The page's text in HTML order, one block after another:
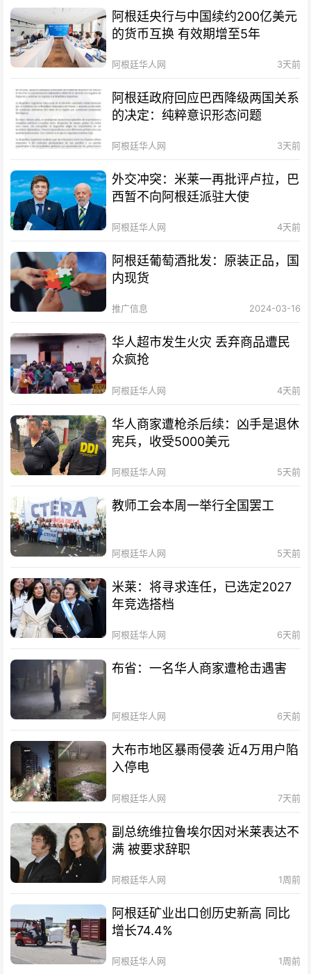
阿根廷央行与中国续约200亿美元
的货币互换 有效期增至5年
阿根廷华人网 3天前
阿根廷政府回应巴西降级两国关系
的决定：纯粹意识形态问题
阿根廷华人网 3天前
外交冲突：米莱一再批评卢拉，巴
西暂不向阿根廷派驻大使
阿根廷华人网 4天前
阿根廷葡萄酒批发：原装正品，国
内现货
推广信息 2024-03-16
华人超市发生火灾 丢弃商品遭民
众疯抢
阿根廷华人网 4天前
华人商家遭枪杀后续：凶手是退休
宪兵，收受5000美元
阿根廷华人网 5天前
教师工会本周一举行全国罢工
阿根廷华人网 5天前
米莱：将寻求连任，已选定2027
年竞选搭档
阿根廷华人网 6天前
布省：一名华人商家遭枪击遇害
阿根廷华人网 6天前
大布市地区暴雨侵袭 近4万用户陷
入停电
阿根廷华人网 7天前
副总统维拉鲁埃尔因对米莱表达不
满 被要求辞职
阿根廷华人网 1周前
阿根廷矿业出口创历史新高 同比
增长74.4%
阿根廷华人网 1周前